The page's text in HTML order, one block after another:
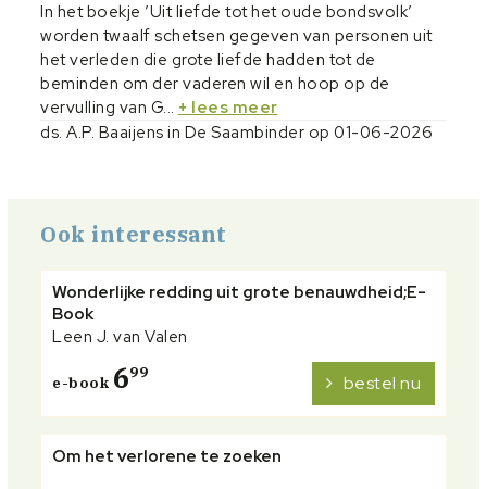
In het boekje ’Uit liefde tot het oude bondsvolk’
worden twaalf schetsen gegeven van personen uit
het verleden die grote liefde hadden tot de
beminden om der vaderen wil en hoop op de
vervulling van G... + lees meer
ds. A.P. Baaijens in De Saambinder op 01-06-2026
Ook interessant
Wonderlijke redding uit grote benauwdheid;E-
Book
Leen J. van Valen
e-book 699 bestel nu
Om het verlorene te zoeken